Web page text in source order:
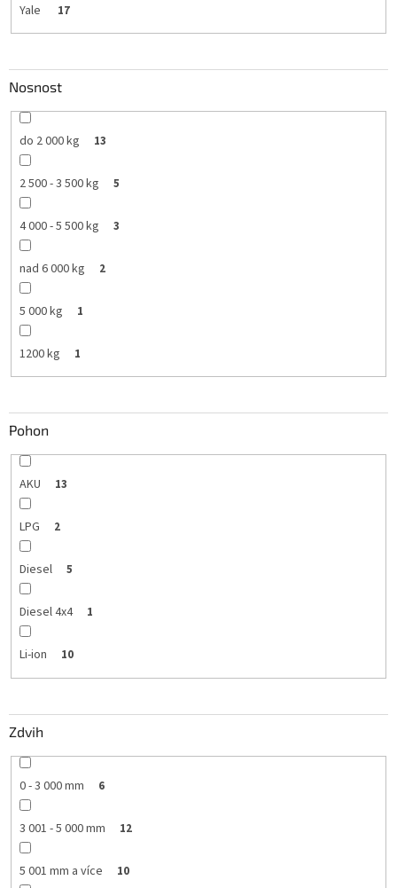
Yale 17
Nosnost
do 2 000 kg 13
2 500 - 3 500 kg 5
4 000 - 5 500 kg 3
nad 6 000 kg 2
5 000 kg 1
1200 kg 1
Pohon
AKU 13
LPG 2
Diesel 5
Diesel 4x4 1
Li-ion 10
Zdvih
0 - 3 000 mm 6
3 001 - 5 000 mm 12
5 001 mm a více 10